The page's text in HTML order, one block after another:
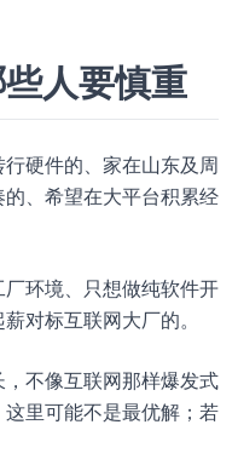
人要慎重
硬件的、家在山东及周
、希望在大平台积累经
环境、只想做纯软件开
对标互联网大厂的。
不像互联网那样爆发式
里可能不是最优解；若